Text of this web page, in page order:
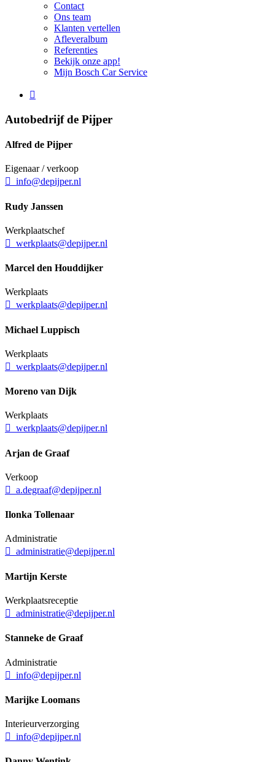
Contact
Ons team
Klanten vertellen
Afleveralbum
Referenties
Bekijk onze app!
Mijn Bosch Car Service
Autobedrijf de Pijper
Alfred de Pijper
Eigenaar / verkoop
info@depijper.nl
Rudy Janssen
Werkplaatschef
werkplaats@depijper.nl
Marcel den Houddijker
Werkplaats
werkplaats@depijper.nl
Michael Luppisch
Werkplaats
werkplaats@depijper.nl
Moreno van Dijk
Werkplaats
werkplaats@depijper.nl
Arjan de Graaf
Verkoop
a.degraaf@depijper.nl
Ilonka Tollenaar
Administratie
administratie@depijper.nl
Martijn Kerste
Werkplaatsreceptie
administratie@depijper.nl
Stanneke de Graaf
Administratie
info@depijper.nl
Marijke Loomans
Interieurverzorging
info@depijper.nl